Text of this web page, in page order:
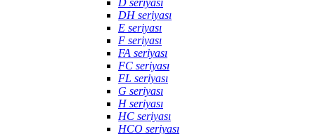
D seriyası
DH seriyası
E seriyası
F seriyası
FA seriyası
FC seriyası
FL seriyası
G seriyası
H seriyası
HC seriyası
HCO seriyası